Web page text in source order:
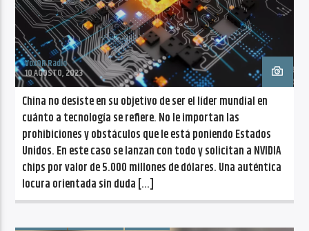
VoxQR Radio
10 AGOSTO, 2023
China no desiste en su objetivo de ser el líder mundial en
cuánto a tecnología se refiere. No le importan las
prohibiciones y obstáculos que le está poniendo Estados
Unidos. En este caso se lanzan con todo y solicitan a NVIDIA
chips por valor de 5.000 millones de dólares. Una auténtica
locura orientada sin duda […]